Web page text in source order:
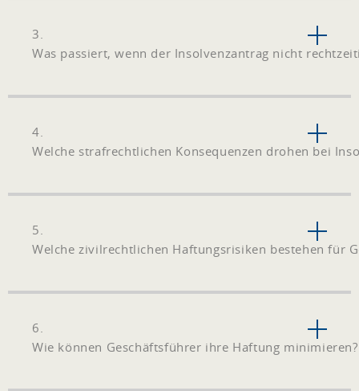
3.
Was passiert, wenn der Insolvenzantrag nicht
4.
Welche strafrechtlichen Konsequenzen drohen bei
5.
Welche zivilrechtlichen Haftungsrisiken bestehen für
6.
Wie können Geschäftsführer ihre Haftung minimieren?